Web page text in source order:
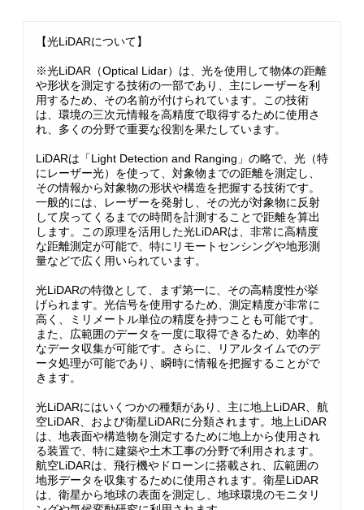
【光LiDARについて】
※光LiDAR（Optical Lidar）は、光を使用して物体の距離
や形状を測定する技術の一部であり、主にレーザーを利
用するため、その名前が付けられています。この技術
は、環境の三次元情報を高精度で取得するために使用さ
れ、多くの分野で重要な役割を果たしています。
LiDARは「Light Detection and Ranging」の略で、光（特
にレーザー光）を使って、対象物までの距離を測定し、
その情報から対象物の形状や構造を把握する技術です。
一般的には、レーザーを発射し、その光が対象物に反射
して戻ってくるまでの時間を計測することで距離を算出
します。この原理を活用した光LiDARは、非常に高精度
な距離測定が可能で、特にリモートセンシングや地形測
量などで広く用いられています。
光LiDARの特徴として、まず第一に、その高精度性が挙
げられます。光信号を使用するため、測定精度が非常に
高く、ミリメートル単位の精度を持つことも可能です。
また、広範囲のデータを一度に取得できるため、効率的
なデータ収集が可能です。さらに、リアルタイムでのデ
ータ処理が可能であり、瞬時に情報を把握することがで
きます。
光LiDARにはいくつかの種類があり、主に地上LiDAR、航
空LiDAR、および衛星LiDARに分類されます。地上LiDAR
は、地表面や構造物を測定するために地上から使用され
る装置で、特に建築や土木工事の分野で利用されます。
航空LiDARは、飛行機やドローンに搭載され、広範囲の
地形データを収集するために使用されます。衛星LiDAR
は、衛星から地球の表面を測定し、地球環境のモニタリ